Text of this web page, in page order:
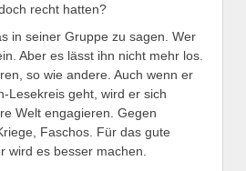
recht hatten?
in seiner Gruppe zu sagen. Wer
Aber es lässt ihn nicht mehr los.
so wie andere. Auch wenn er
Lesekreis geht, wird er sich
Welt engagieren. Gegen
Faschos. Für das gute
wird es besser machen.